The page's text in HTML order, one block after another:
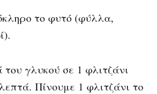
το φυτό (φύλλα,
του γλυκού σε 1 φλιτζάνι
Πίνουμε 1 φλιτζάνι το